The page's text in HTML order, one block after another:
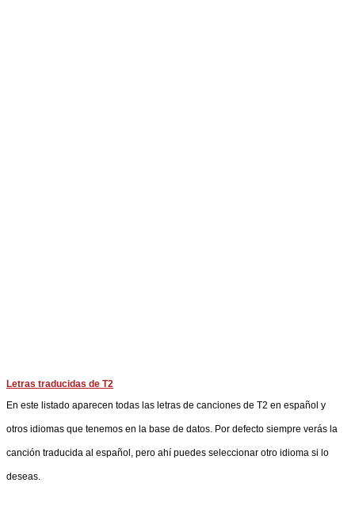
Letras traducidas de T2
En este listado aparecen todas las letras de canciones de T2 en español y
otros idiomas que tenemos en la base de datos. Por defecto siempre verás la
canción traducida al español, pero ahí puedes seleccionar otro idioma si lo
deseas.